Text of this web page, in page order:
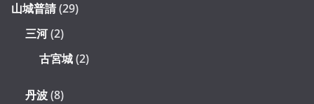
山城普請(29)
三河(2)
古宮城(2)
丹波(8)